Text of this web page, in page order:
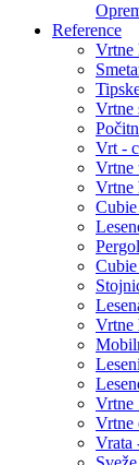
Reference
Vrtne
Vrtne
Vrt -
Vrtne
Vrtne
Vrtne
Vrtne
Vrtne
Vrata